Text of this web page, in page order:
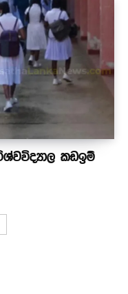
කඩඉම්